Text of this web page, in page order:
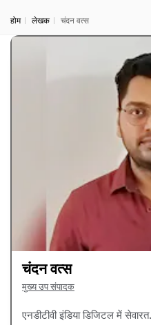
होम लेखक चंदन वत्स
चंदन वत्स
मुख्य उप संपादक
एनडीटीवी इंडिया डिजिटल में